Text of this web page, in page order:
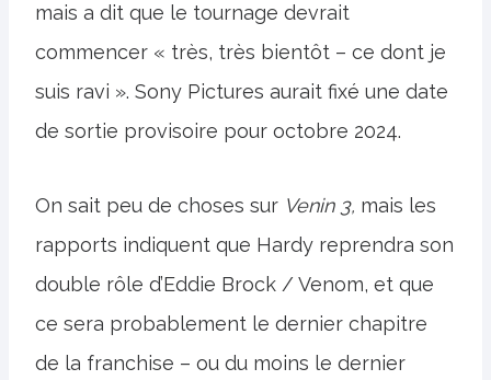
mais a dit que le tournage devrait
commencer « très, très bientôt – ce dont je
suis ravi ». Sony Pictures aurait fixé une date
de sortie provisoire pour octobre 2024.
On sait peu de choses sur Venin 3, mais les
rapports indiquent que Hardy reprendra son
double rôle d’Eddie Brock / Venom, et que
ce sera probablement le dernier chapitre
de la franchise – ou du moins le dernier